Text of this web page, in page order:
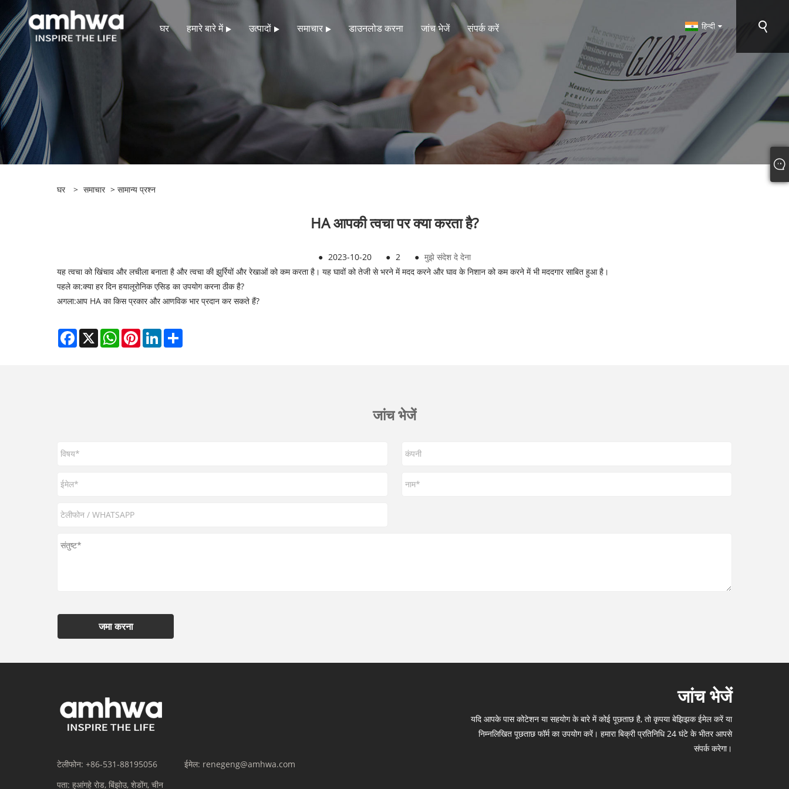
घर हमारे बारे में उत्पादों समाचार डाउनलोड करना जांच भेजें संपर्क करें हिन्दी
घर > समाचार > सामान्य प्रश्न
HA आपकी त्वचा पर क्या करता है?
● 2023-10-20 ● 2 ● मुझे संदेश दे देना
यह त्वचा को खिंचाव और लचीला बनाता है और त्वचा की झुर्रियों और रेखाओं को कम करता है। यह घावों को तेजी से भरने में मदद करने और घाव के निशान को कम करने में भी मददगार साबित हुआ है।
पहले का:क्या हर दिन हयालूरोनिक एसिड का उपयोग करना ठीक है?
अगला:आप HA का किस प्रकार और आणविक भार प्रदान कर सकते हैं?
Facebook
X WhatsAppPinterestLinkedIn
जांच भेजें
जमा करना
टेलीफोन: +86-531-88195056 ईमेल: renegeng@amhwa.com
पता: हुआंगहे रोड, बिंझोउ, शेडोंग, चीन
जांच भेजें
यदि आपके पास कोटेशन या सहयोग के बारे में कोई पूछताछ है, तो कृपया बेझिझक ईमेल करें या
निम्नलिखित पूछताछ फॉर्म का उपयोग करें। हमारा बिक्री प्रतिनिधि 24 घंटे के भीतर आपसे
संपर्क करेगा।